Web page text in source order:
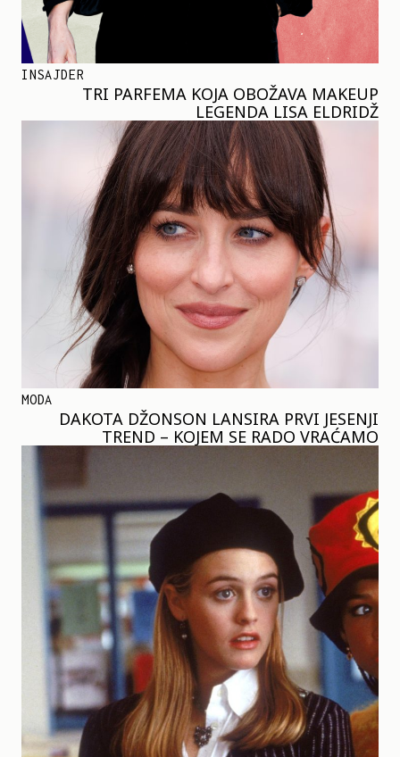
INSAJDER
TRI PARFEMA KOJA OBOŽAVA MAKEUP
LEGENDA LISA ELDRIDŽ
MODA
DAKOTA DŽONSON LANSIRA PRVI JESENJI
TREND – KOJEM SE RADO VRAĆAMO